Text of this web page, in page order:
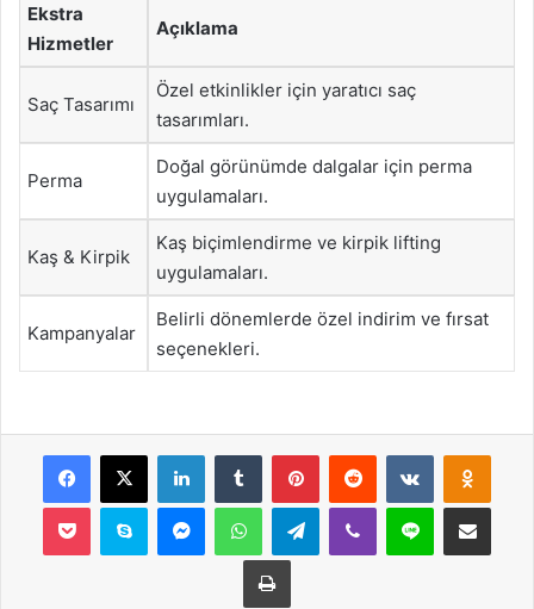
Ekstra
Hizmetler
Açıklama
Saç Tasarımı
Özel etkinlikler için yaratıcı saç
tasarımları.
Perma
Doğal görünümde dalgalar için perma
uygulamaları.
Kaş & Kirpik
Kaş biçimlendirme ve kirpik lifting
uygulamaları.
Kampanyalar
Belirli dönemlerde özel indirim ve fırsat
seçenekleri.
Facebook
X LinkedInTumblr PinterestReddit VKontakte
Pocket Skype MessengerWhatsAppTelegramViber Line E-Posta ile
Yazdır